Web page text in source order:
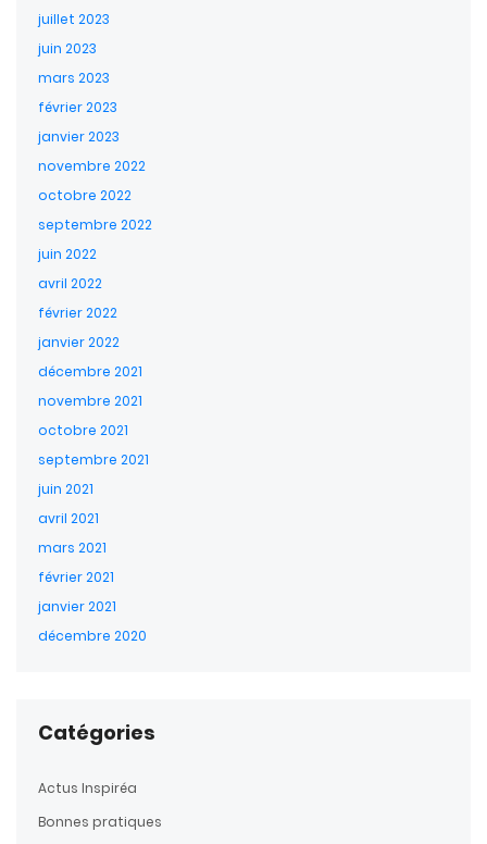
juillet 2023
juin 2023
mars 2023
février 2023
janvier 2023
novembre 2022
octobre 2022
septembre 2022
juin 2022
avril 2022
février 2022
janvier 2022
décembre 2021
novembre 2021
octobre 2021
septembre 2021
juin 2021
avril 2021
mars 2021
février 2021
janvier 2021
décembre 2020
Catégories
Actus Inspiréa
Bonnes pratiques